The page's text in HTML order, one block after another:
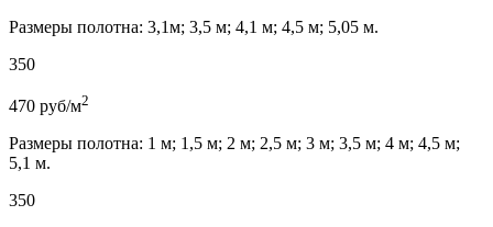
Размеры полотна: 3,1м; 3,5 м; 4,1 м; 4,5 м; 5,05 м.
350
470 руб/м2
Размеры полотна: 1 м; 1,5 м; 2 м; 2,5 м; 3 м; 3,5 м; 4 м; 4,5 м;
5,1 м.
350